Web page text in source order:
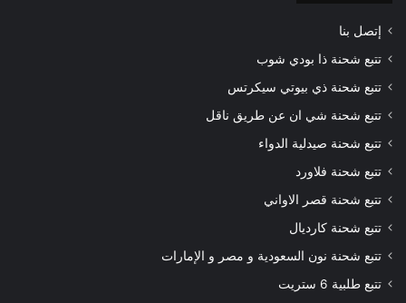
إتصل بنا
تتبع شحنة ذا بودي شوب
تتبع شحنة ذي بيوتي سيكرتس
تتبع شحنة شي ان عن طريق ناقل
تتبع شحنة صيدلية الدواء
تتبع شحنة فلاورد
تتبع شحنة قصر الاواني
تتبع شحنة كارديال
تتبع شحنة نون السعودية و مصر و الإمارات
تتبع طلبية 6 ستريت